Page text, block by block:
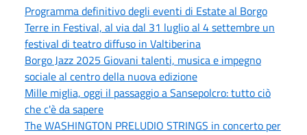
Programma definitivo degli eventi di Estate al Borgo
Terre in Festival, al via dal 31 luglio al 4 settembre un
festival di teatro diffuso in Valtiberina
Borgo Jazz 2025 Giovani talenti, musica e impegno
sociale al centro della nuova edizione
Mille miglia, oggi il passaggio a Sansepolcro: tutto ciò
che c'è da sapere
The WASHINGTON PRELUDIO STRINGS in concerto per